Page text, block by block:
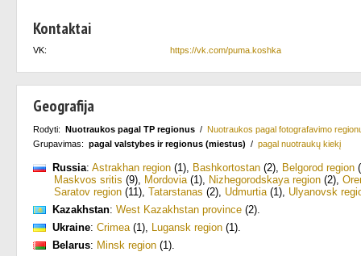
Kontaktai
VK: https://vk.com/puma.koshka
Geografija
Rodyti: Nuotraukos pagal TP regionus / Nuotraukos pagal fotografavimo
Grupavimas: pagal valstybes ir regionus (miestus) / pagal nuotraukų kiekį
Russia: Astrakhan region (1), Bashkortostan (2), Belgorod region
Maskvos sritis (9), Mordovia(1), Nizhegorodskaya region (2),
Saratov region (11), Tatarstanas (2), Udmurtia(1), Ulyanovsk
Kazakhstan: West Kazakhstan province (2).
Ukraine: Crimea(1), Lugansk region (1).
Belarus: Minsk region (1).